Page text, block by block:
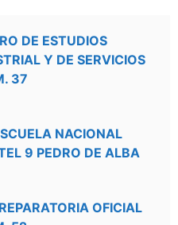
DE ESTUDIOS
Y DE SERVICIOS
37
NACIONAL
9 PEDRO DE ALBA
OFICIAL